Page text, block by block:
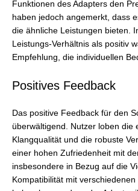
Funktionen des Adapters den
haben jedoch angemerkt, dass
die ähnliche Leistungen bieten.
Leistungs-Verhältnis als positiv
Empfehlung, die individuellen
Positives Feedback
Das positive Feedback für den
überwältigend. Nutzer loben die
Klangqualität und die robuste
einer hohen Zufriedenheit mit
insbesondere in Bezug auf die
Kompatibilität mit